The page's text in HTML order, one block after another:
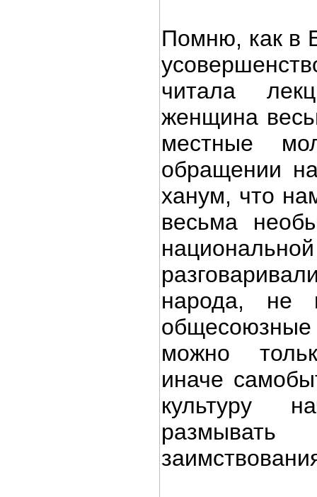
Помню, как в
читала
женщина
местные
обращении
ханум, что
весьма
народа, не
можно
иначе
культуру